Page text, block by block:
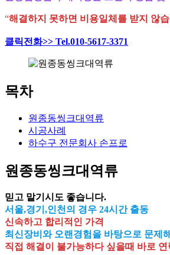
“해결하지 못하면 비용일체를 받지 않
클릭전화>> Tel.010-5617-3371
목차
원종동씽크대역류
시공사례
하수구 전문회사 손프로
원종동씽크대역류
믿고 맡기시도 좋습니다.
서울,경기,인천의 경우 24시간 출동
신속하고 합리적인 가격
최신장비와 오랜경험을 바탕으로 문제
직접 해결이 불가능하다 싶을때 바로